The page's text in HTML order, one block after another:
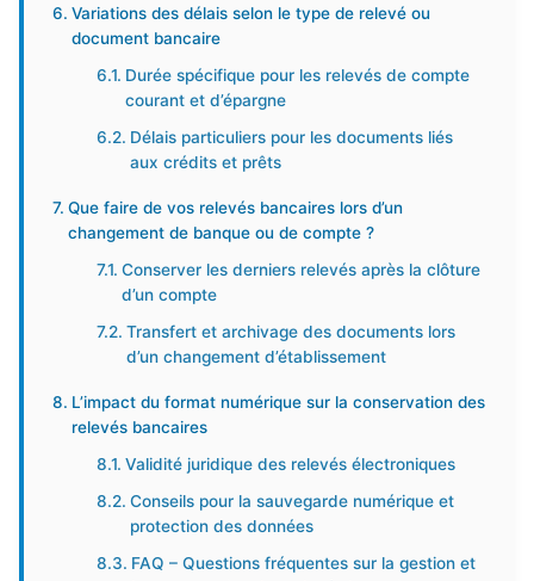
Variations des délais selon le type de relevé ou
document bancaire
Durée spécifique pour les relevés de compte
courant et d’épargne
Délais particuliers pour les documents liés
aux crédits et prêts
Que faire de vos relevés bancaires lors d’un
changement de banque ou de compte ?
Conserver les derniers relevés après la clôture
d’un compte
Transfert et archivage des documents lors
d’un changement d’établissement
L’impact du format numérique sur la conservation des
relevés bancaires
Validité juridique des relevés électroniques
Conseils pour la sauvegarde numérique et
protection des données
FAQ – Questions fréquentes sur la gestion et